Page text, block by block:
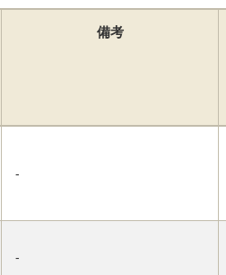
備考
-
-